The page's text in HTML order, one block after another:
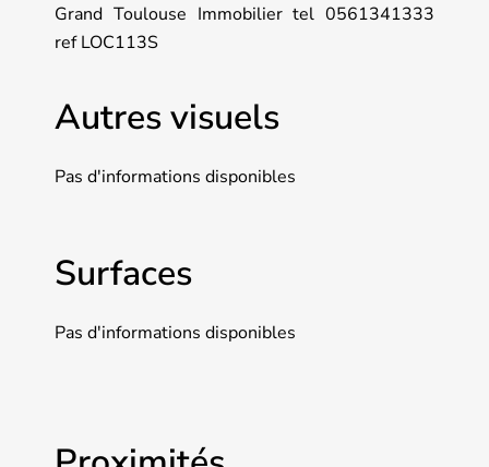
Grand Toulouse Immobilier tel 0561341333
ref LOC113S
Autres visuels
Pas d'informations disponibles
Surfaces
Pas d'informations disponibles